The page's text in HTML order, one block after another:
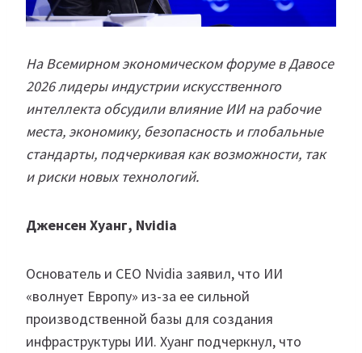
На Всемирном экономическом форуме в Давосе
2026 лидеры индустрии искусственного
интеллекта обсудили влияние ИИ на рабочие
места, экономику, безопасность и глобальные
стандарты, подчеркивая как возможности, так
и риски новых технологий.
Дженсен Хуанг, Nvidia
Основатель и CEO Nvidia заявил, что ИИ
«волнует Европу» из-за ее сильной
производственной базы для создания
инфраструктуры ИИ. Хуанг подчеркнул, что